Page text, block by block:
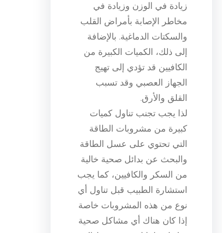
زيادة في الوزن وزيادة في
مخاطر الإصابة بأمراض القلب
والسكتات الدماغية. بالإضافة
إلى ذلك، الكميات الكبيرة من
الكافيين قد تؤدي إلى تهيج
الجهاز العصبي وقد تسبب
القلق والأرق.
لذا يجب تجنب تناول كميات
كبيرة من مشروبات الطاقة
التي تحتوي على عسل الطاقة
والبحث عن بدائل صحية خالية
من السكر والكافيين، كما يجب
استشارة الطبيب قبل تناول أي
نوع من هذه المشروبات خاصة
إذا كان هناك أي مشاكل صحية